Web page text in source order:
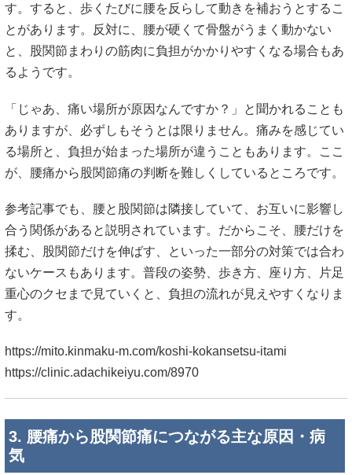
す。すると、歩くたびに腰を反らして動きを補おうとするこ
とがあります。反対に、腰が硬くて骨盤がうまく動かない
と、股関節まわりの筋肉に負担がかかりやすくなる場合もあ
るようです。
「じゃあ、痛い場所が原因なんですか？」と聞かれることも
ありますが、必ずしもそうとは限りません。痛みを感じてい
る場所と、負担が始まった場所が違うこともあります。ここ
が、腰痛から股関節痛の判断を難しくしているところです。
参考記事でも、腰と股関節は隣接していて、お互いに影響し
合う関係があると説明されています。だからこそ、腰だけを
揉む、股関節だけを伸ばす、といった一部分の対策では合わ
ないケースもあります。普段の姿勢、歩き方、座り方、片足
重心のクセまで見ていくと、負担の流れが見えやすくなりま
す。
https://mito.kinmaku-m.com/koshi-kokansetsu-itami
https://clinic.adachikeiyu.com/8970
3. 腰痛から股関節痛につながる主な原因・病
気